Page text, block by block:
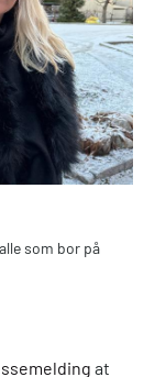
som bor på
at